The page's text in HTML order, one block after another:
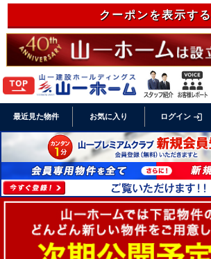
クーポンを表示する
最近見た物件 お気に入り ログイン login